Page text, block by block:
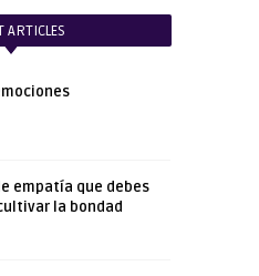
ARTICLES
empatía que debes
la bondad